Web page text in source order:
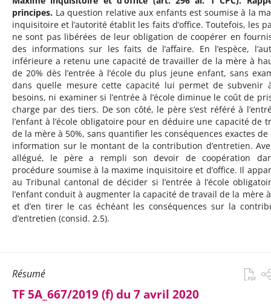
principes. La question relative aux enfants est soumise à la
inquisitoire et l’autorité établit les faits d’office. Toutefois, les
ne sont pas libérées de leur obligation de coopérer en
des informations sur les faits de l’affaire. En l’espèce,
inférieure a retenu une capacité de travailler de la mère à
de 20% dès l’entrée à l’école du plus jeune enfant, sans
dans quelle mesure cette capacité lui permet de subvenir
besoins, ni examiner si l’entrée à l’école diminue le coût de
charge par des tiers. De son côté, le père s’est référé à
l’enfant à l’école obligatoire pour en déduire une capacité de
de la mère à 50%, sans quantifier les conséquences exactes de
information sur le montant de la contribution d’entretien.
allégué, le père a rempli son devoir de coopération
procédure soumise à la maxime inquisitoire et d’office. Il
au Tribunal cantonal de décider si l’entrée à l’école
l’enfant conduit à augmenter la capacité de travail de la mère
et d’en tirer le cas échéant les conséquences sur la
d’entretien (consid. 2.5).
Résumé
TF 5A_667/2019 (f) du 7 avril 2020